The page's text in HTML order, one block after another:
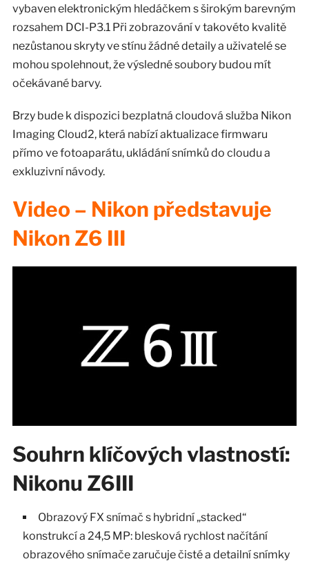
vybaven elektronickým hledáčkem s širokým barevným
rozsahem DCI-P3.1 Při zobrazování v takovéto kvalitě
nezůstanou skryty ve stínu žádné detaily a uživatelé se
mohou spolehnout, že výsledné soubory budou mít
očekávané barvy.
Brzy bude k dispozici bezplatná cloudová služba Nikon
Imaging Cloud2, která nabízí aktualizace firmwaru
přímo ve fotoaparátu, ukládání snímků do cloudu a
exkluzivní návody.
Video – Nikon představuje
Nikon Z6 III
Souhrn klíčových vlastností:
Nikonu Z6III
Obrazový FX snímač s hybridní „stacked“
konstrukcí a 24,5 MP: blesková rychlost načítání
obrazového snímače zaručuje čisté a detailní snímky